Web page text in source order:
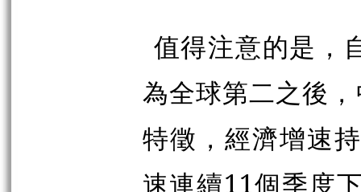
值得注意的是，
為全球第二之後
特徵，經濟增速
速連續11個季度